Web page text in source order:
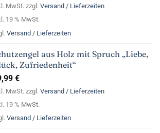
MwSt. zzgl. Versand / Lieferzeiten
19 % MwSt.
Versand / Lieferzeiten
aus Holz mit Spruch „Liebe,
Zufriedenheit“
€
MwSt. zzgl. Versand / Lieferzeiten
19 % MwSt.
Versand / Lieferzeiten